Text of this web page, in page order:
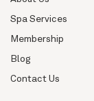
Spa Services
Membership
Blog
Contact Us